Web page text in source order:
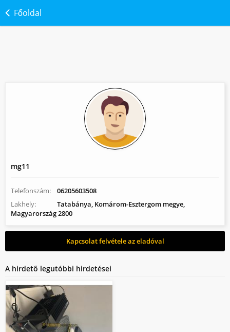
Főoldal
mg11
Telefonszám:
06205603508
Lakhely:
Tatabánya, Komárom-Esztergom megye,
Magyarország 2800
Kapcsolat felvétele az eladóval
A hirdető legutóbbi hirdetései